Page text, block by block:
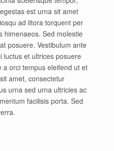
est urna sit amet
ad litora torquent per
himenaeos. Sed molestie
posuere. Vestibulum ante
luctus et ultrices posuere
a orci tempus eleifend ut et
amet, consectetur
urna sed urna ultricies ac
facilisis porta. Sed